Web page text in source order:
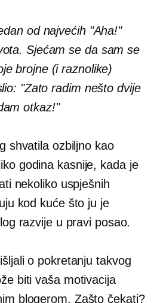
od najvećih "Aha!"
Sjećam se da sam se
brojne (i raznolike)
"Zato radim nešto dvije
otkaz!"
shvatila ozbiljno kao
godina kasnije, kada je
nekoliko uspješnih
kod kuće što ju je
razvije u pravi posao.
o pokretanju takvog
biti vaša motivacija
blogerom. Zašto čekati?